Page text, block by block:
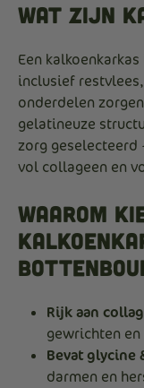
Wat zijn
Een
inclusief
onderdelen
gelatineuze
zorg
vol collageen en
Waarom
Rijk aan
gewrichten en
Bevat glycine
darmen en